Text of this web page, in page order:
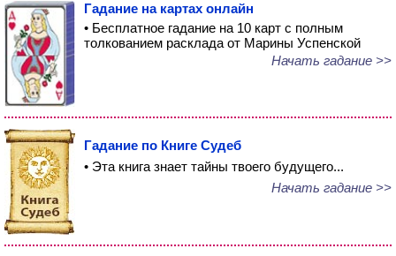
Гадание на картах онлайн
• Бесплатное гадание на 10 карт с полным
толкованием расклада от Марины Успенской
Начать гадание >>
Гадание по Книге Судеб
• Эта книга знает тайны твоего будущего...
Начать гадание >>